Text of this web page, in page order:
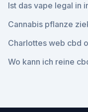
Ist das vape legal in
Cannabis pflanze
Charlottes web cbd
Wo kann ich reine